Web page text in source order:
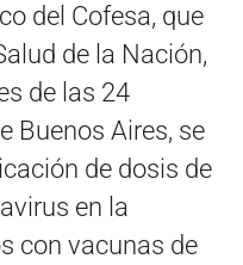
del Cofesa, que
de la Nación,
de las 24
Buenos Aires, se
de dosis de
en la
con vacunas de